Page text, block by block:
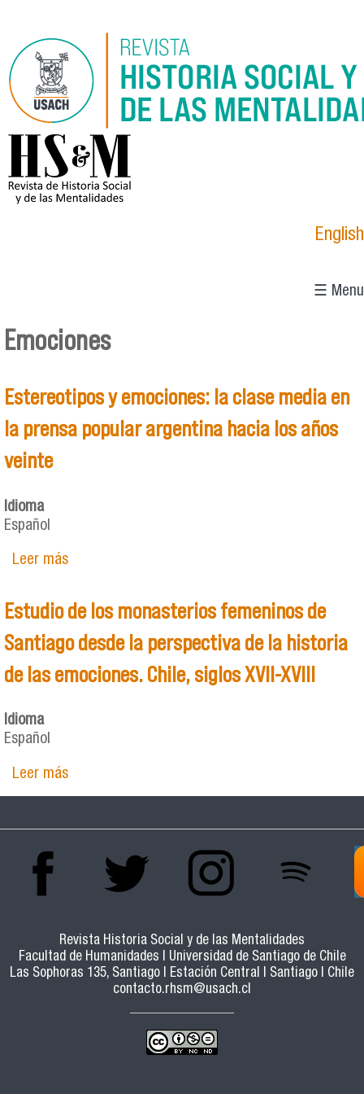
logo_hsm_2021.png
English
☰ Menu
Emociones
Estereotipos y emociones: la clase media en
la prensa popular argentina hacia los años
veinte
Idioma
Español
Leer mássobre Estereotipos y emociones: la clase media
veinte
Estudio de los monasterios femeninos de
Santiago desde la perspectiva de la historia
de las emociones. Chile, siglos XVII-XVIII
Idioma
Español
Leer mássobre Estudio de los monasterios femeninos de
Santiago desde la perspectiva de la historia de
Revista Historia Social y de las Mentalidades
Facultad de Humanidades | Universidad de Santiago de Chile
Las Sophoras 135, Santiago | Estación Central | Santiago | Chile
contacto.rhsm@usach.cl